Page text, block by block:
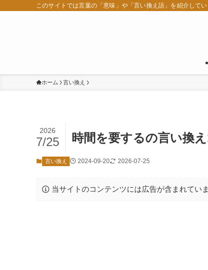
このサイトでは言葉の「意味」や「言い換え語」を紹介してい
ホーム 言い換え
時間を要するの言い換
2026
7/25
言い換え 2024-09-20 2026-07-25
当サイトのコンテンツには広告が含まれてい